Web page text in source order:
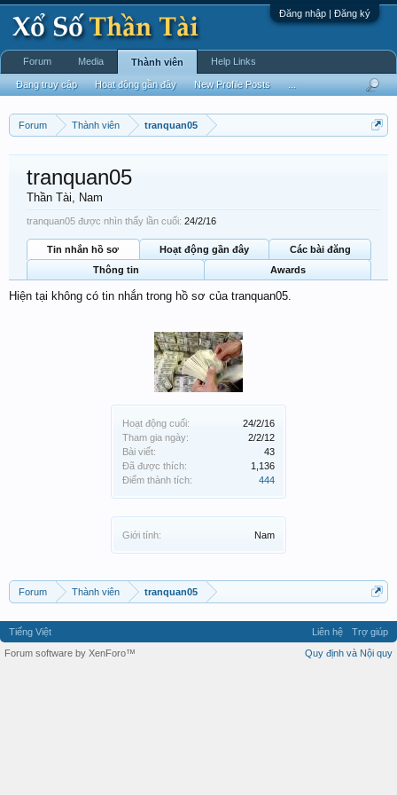
Đăng nhập | Đăng ký
Forum Thành viên tranquan05
Hoạt động cuối:
24/2/16
Tham gia ngày:
2/2/12
Bài viết:
43
Đã được thích:
1,136
Điểm thành tích:
444
Giới tính: Nam
tranquan05
Thần Tài, Nam
tranquan05 được nhìn thấy lần cuối: 24/2/16
Tin nhắn hồ sơ Hoạt động gần đây
Các bài đăng
Thông tin
Awards
Hiện tại không có tin nhắn trong hồ sơ của tranquan05.
Forum Thành viên tranquan05
Forum Media Thành viên
Đang truy cập Hoạt động gần đây New Profile Posts
Help Links
Tiếng Việt Liên hệ
Trợ giúp
Quy định và Nội quy
Forum software by XenForo™